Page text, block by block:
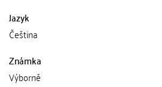
Jazyk
Čeština
Známka
Výborně